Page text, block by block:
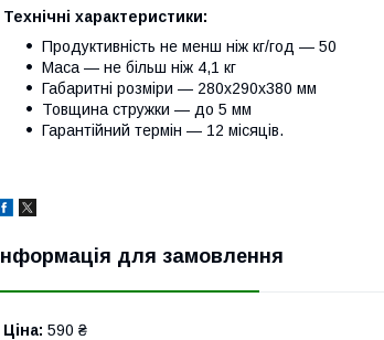
Технічні характеристики:
Продуктивність не менш ніж кг/год — 50
Маса — не більш ніж 4,1 кг
Габаритні розміри — 280х290х380 мм
Товщина стружки — до 5 мм
Гарантійний термін — 12 місяців.
Інформація для замовлення
Ціна: 590 ₴